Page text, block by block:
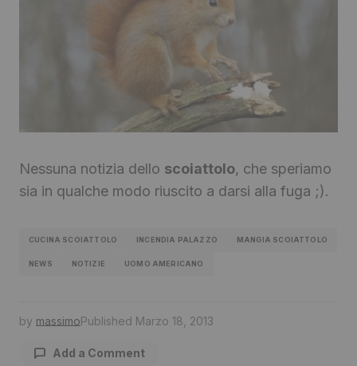
Nessuna notizia dello scoiattolo, che speriamo
sia in qualche modo riuscito a darsi alla fuga ;).
CUCINA SCOIATTOLO INCENDIA PALAZZO MANGIA SCOIATTOLO
NEWS NOTIZIE UOMO AMERICANO
by massimoPublished Marzo 18, 2013
Add a Comment